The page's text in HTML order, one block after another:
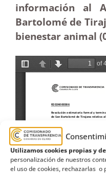
Utilizamos cookies propias y
personalización de nuestros
el uso de cookies, rechazarlas
información al
Bartolomé de
bienestar animal